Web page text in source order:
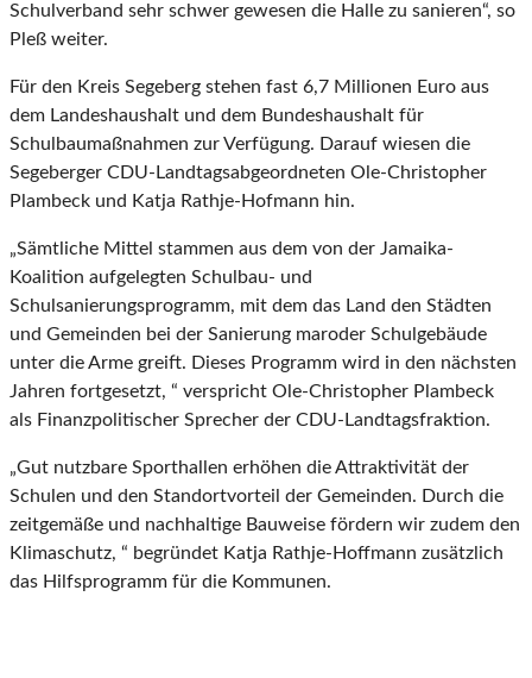
Schulverband sehr schwer gewesen die Halle zu sanieren“, so
Pleß weiter.
Für den Kreis Segeberg stehen fast 6,7 Millionen Euro aus
dem Landeshaushalt und dem Bundeshaushalt für
Schulbaumaßnahmen zur Verfügung. Darauf wiesen die
Segeberger CDU-Landtagsabgeordneten Ole-Christopher
Plambeck und Katja Rathje-Hofmann hin.
„Sämtliche Mittel stammen aus dem von der Jamaika-
Koalition aufgelegten Schulbau- und
Schulsanierungsprogramm, mit dem das Land den Städten
und Gemeinden bei der Sanierung maroder Schulgebäude
unter die Arme greift. Dieses Programm wird in den nächsten
Jahren fortgesetzt, “ verspricht Ole-Christopher Plambeck
als Finanzpolitischer Sprecher der CDU-Landtagsfraktion.
„Gut nutzbare Sporthallen erhöhen die Attraktivität der
Schulen und den Standortvorteil der Gemeinden. Durch die
zeitgemäße und nachhaltige Bauweise fördern wir zudem den
Klimaschutz, “ begründet Katja Rathje-Hoffmann zusätzlich
das Hilfsprogramm für die Kommunen.